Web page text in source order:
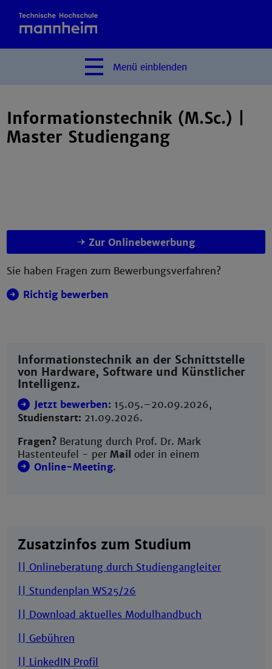
Menü einblenden
Informationstechnik (M.Sc.) |
Master Studiengang
Zur Onlinebewerbung
Sie haben Fragen zum Bewerbungsverfahren?
Richtig bewerben
Informationstechnik an der Schnittstelle
von Hardware, Software und Künstlicher
Intelligenz.
Jetzt bewerben: 15.05.–20.09.2026,
Studienstart: 21.09.2026.
Fragen? Beratung durch Prof. Dr. Mark
Hastenteufel - perMail oder in einem
Online-Meeting.
Zusatzinfos zum Studium
|| Onlineberatung durch Studiengangleiter
|| Stundenplan WS25/26
|| Download aktuelles Modulhandbuch
|| Gebühren
|| LinkedIN Profil